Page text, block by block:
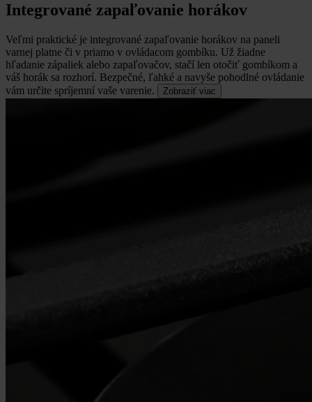
Integrované zapaľovanie horákov
Veľmi praktické je integrované zapaľovanie horákov na paneli
varnej platne či v priamo v ovládacom gombíku. Už žiadne
hľadanie zápaliek alebo zapaľovačov, stačí len otočiť gombíkom a
váš horák sa rozhorí. Bezpečné, ľahké a navyše pohodlné ovládanie
vám určite spríjemní vaše varenie.
Zobraziť viac